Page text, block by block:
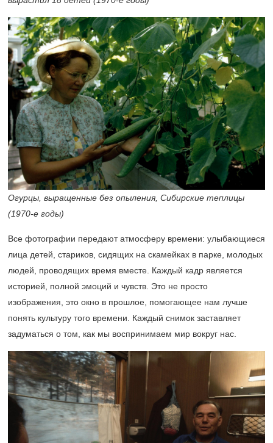
Огурцы, выращенные без опыления, Сибирские теплицы
(1970-е годы)
Все фотографии передают атмосферу времени: улыбающиеся
лица детей, стариков, сидящих на скамейках в парке, молодых
людей, проводящих время вместе. Каждый кадр является
историей, полной эмоций и чувств. Это не просто
изображения, это окно в прошлое, помогающее нам лучше
понять культуру того времени. Каждый снимок заставляет
задуматься о том, как мы воспринимаем мир вокруг нас.